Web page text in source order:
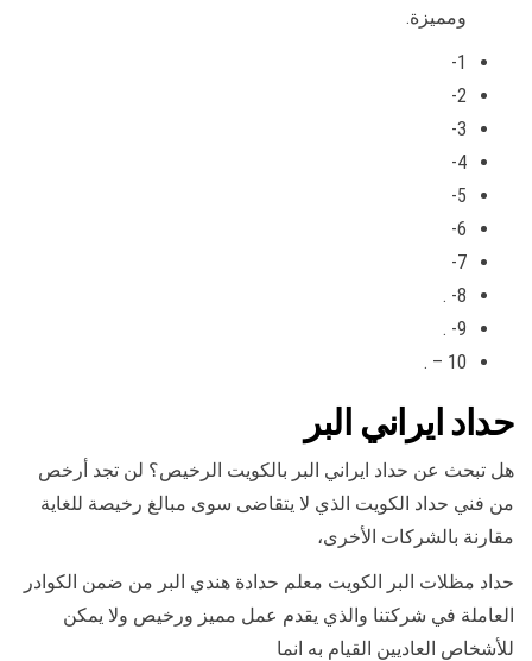
ومميزة.
1-
2-
3-
4-
5-
6-
7-
8- .
9- .
10 – .
حداد ايراني البر
هل تبحث عن حداد ايراني البر بالكويت الرخيص؟ لن تجد أرخص
من فني حداد الكويت الذي لا يتقاضى سوى مبالغ رخيصة للغاية
مقارنة بالشركات الأخرى،
حداد مظلات البر الكويت معلم حدادة هندي البر من ضمن الكوادر
العاملة في شركتنا والذي يقدم عمل مميز ورخيص ولا يمكن
للأشخاص العاديين القيام به انما